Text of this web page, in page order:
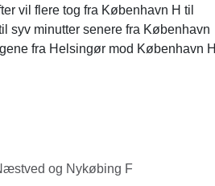
vil flere tog fra København H til
syv minutter senere fra København
fra Helsingør mod København H
og Nykøbing F